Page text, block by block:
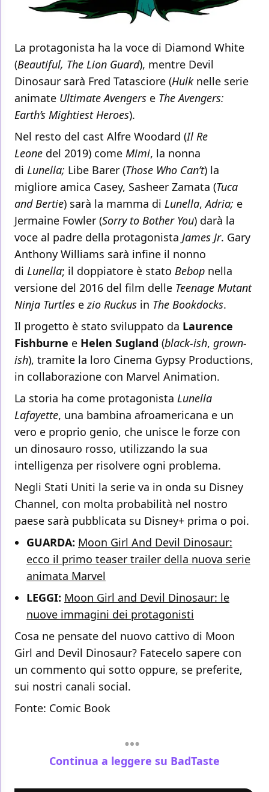
La protagonista ha la voce di Diamond White
(Beautiful, The Lion Guard), mentre Devil
Dinosaur sarà Fred Tatasciore (Hulknelle serie
animate Ultimate Avengers e The Avengers:
Earth’s Mightiest Heroes).
Nel resto del cast Alfre Woodard (Il Re
Leone del 2019) come Mimi, la nonna
di Lunella; Libe Barer (Those Who Can’t) la
migliore amica Casey, Sasheer Zamata (Tuca
and Bertie) sarà la mamma di Lunella,Adria; e
Jermaine Fowler (Sorry to Bother You) darà la
voce al padre della protagonista James Jr. Gary
Anthony Williams sarà infine il nonno
di Lunella; il doppiatore è stato Bebop nella
versione del 2016 del film delle Teenage Mutant
Ninja Turtles ezio Ruckus in The Bookdocks.
Il progetto è stato sviluppato da Laurence
Fishburne e Helen Sugland (black-ish, grown-
ish), tramite la loro Cinema Gypsy Productions,
in collaborazione con Marvel Animation.
La storia ha come protagonista Lunella
Lafayette, una bambina afroamericana e un
vero e proprio genio, che unisce le forze con
un dinosauro rosso, utilizzando la sua
intelligenza per risolvere ogni problema.
Negli Stati Uniti la serie va in onda su Disney
Channel, con molta probabilità nel nostro
paese sarà pubblicata su Disney+ prima o poi.
GUARDA: Moon Girl And Devil Dinosaur:
ecco il primo teaser trailer della nuova serie
animata Marvel
LEGGI: Moon Girl and Devil Dinosaur: le
nuove immagini dei protagonisti
Cosa ne pensate del nuovo cattivo di Moon
Girl and Devil Dinosaur? Fatecelo sapere con
un commento qui sotto oppure, se preferite,
sui nostri canali social.
Fonte: Comic Book
Continua a leggere su BadTaste